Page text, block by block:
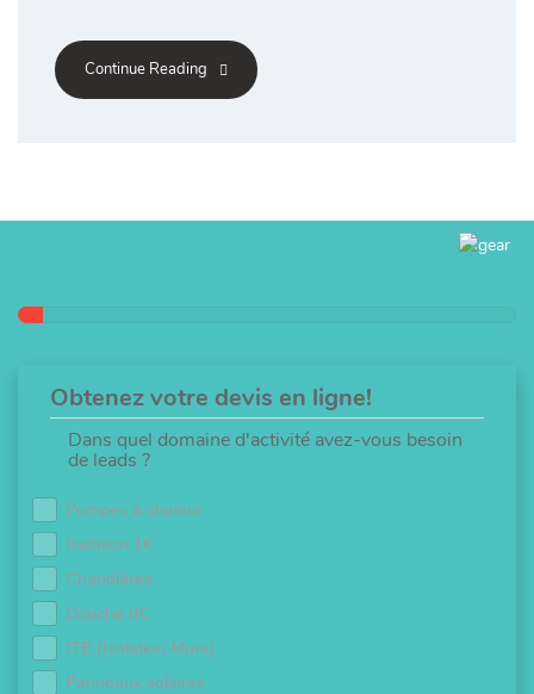
Continue Reading
Obtenez votre devis en ligne!
Dans quel domaine d'activité avez-vous besoin
de leads ?
Pompes à chaleur
Isolation 1€
Chaudières
Douche 0€
ITE (Isolation Murs)
Panneaux solaires